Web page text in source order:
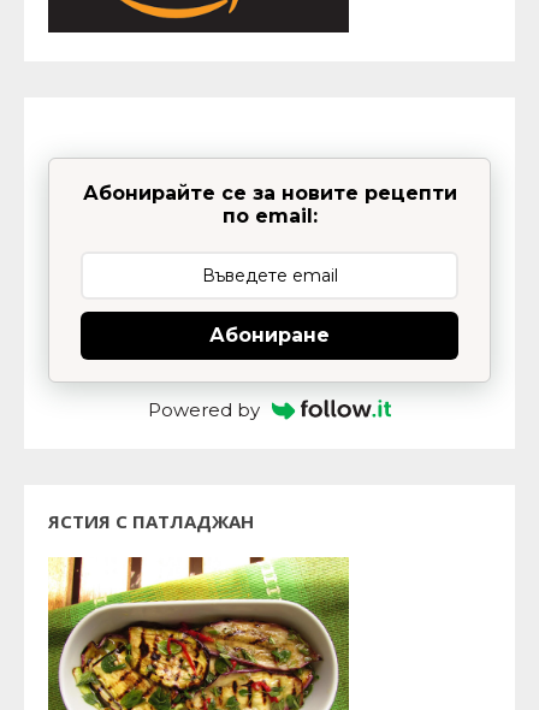
Абонирайте се за новите рецепти
по email:
Абониране
Powered by
ЯСТИЯ С ПАТЛАДЖАН